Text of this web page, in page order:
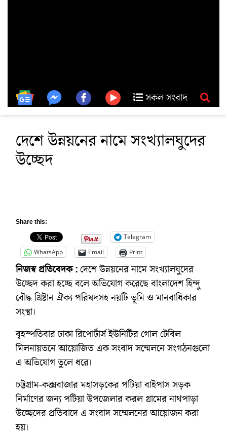
সকল সংবাদ
দেশে উন্নয়নের নামে সংখ্যালঘুদের
উচ্ছেদ
Share this:
Telegram
WhatsApp
Email Print
নিজস্ব প্রতিবেদক :দেশে উন্নয়নের নামে সংখ্যালঘুদের
উচ্ছেদ করা হচ্ছে বলে অভিযোগ করেছে বাংলাদেশ হিন্দু
বৌদ্ধ খ্রিষ্টান ঐক্য পরিষদসহ নয়টি ভূমি ও মানবাধিকার
সংস্থা।
বৃহস্পতিবার ঢাকা রিপোর্টার্স ইউনিটির গোল টেবিল
মিলনায়তনে আয়োজিত এক সংবাদ সম্মেলনে সংগঠনগুলো
এ অভিযোগ তুলে ধরে।
চট্টগ্রাম-কক্সবাজার মহাসড়কের পটিয়া বাইপাস সড়ক
নির্মাণের জন্য পটিয়া উপজেলার করল গ্রামের নাথপাড়া
উচ্ছেদের প্রতিবাদে এ সংবাদ সম্মেলনের আয়োজন করা
হয়।